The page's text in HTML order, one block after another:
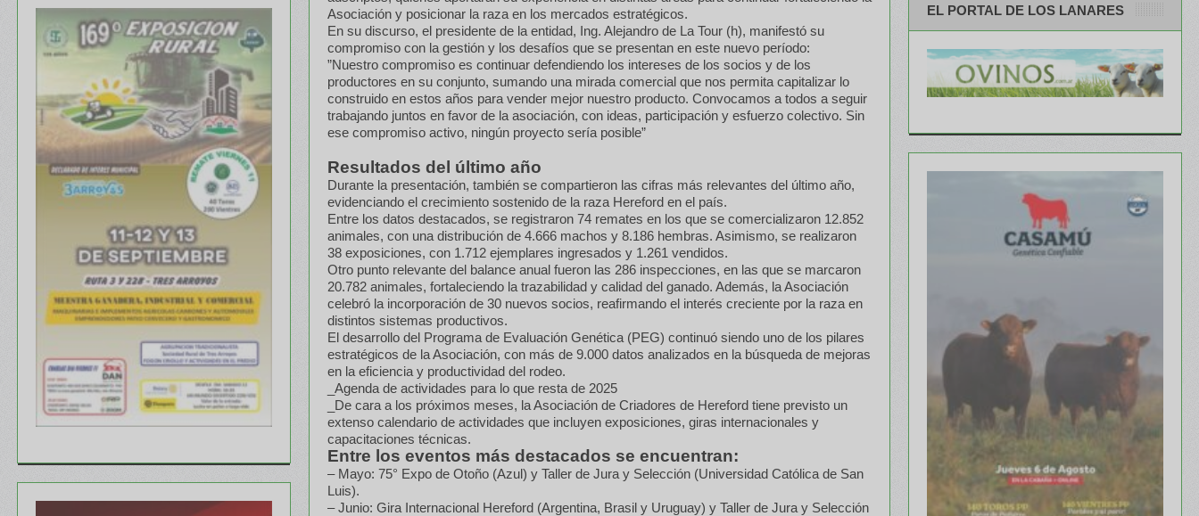
Asociación y posicionar la raza en los mercados estratégicos.
En su discurso, el presidente de la entidad, Ing. Alejandro de La Tour (h), manifestó su
compromiso con la gestión y los desafíos que se presentan en este nuevo período:
”Nuestro compromiso es continuar defendiendo los intereses de los socios y de los
productores en su conjunto, sumando una mirada comercial que nos permita capitalizar lo
construido en estos años para vender mejor nuestro producto. Convocamos a todos a seguir
trabajando juntos en favor de la asociación, con ideas, participación y esfuerzo colectivo. Sin
ese compromiso activo, ningún proyecto sería posible”
Resultados del último año
Durante la presentación, también se compartieron las cifras más relevantes del último año,
evidenciando el crecimiento sostenido de la raza Hereford en el país.
Entre los datos destacados, se registraron 74 remates en los que se comercializaron 12.852
animales, con una distribución de 4.666 machos y 8.186 hembras. Asimismo, se realizaron
38 exposiciones, con 1.712 ejemplares ingresados y 1.261 vendidos.
Otro punto relevante del balance anual fueron las 286 inspecciones, en las que se marcaron
20.782 animales, fortaleciendo la trazabilidad y calidad del ganado. Además, la Asociación
celebró la incorporación de 30 nuevos socios, reafirmando el interés creciente por la raza en
distintos sistemas productivos.
El desarrollo del Programa de Evaluación Genética (PEG) continuó siendo uno de los pilares
estratégicos de la Asociación, con más de 9.000 datos analizados en la búsqueda de mejoras
en la eficiencia y productividad del rodeo.
_Agenda de actividades para lo que resta de 2025
_De cara a los próximos meses, la Asociación de Criadores de Hereford tiene previsto un
extenso calendario de actividades que incluyen exposiciones, giras internacionales y
capacitaciones técnicas.
Entre los eventos más destacados se encuentran:
– Mayo: 75° Expo de Otoño (Azul) y Taller de Jura y Selección (Universidad Católica de San
Luis).
– Junio: Gira Internacional Hereford (Argentina, Brasil y Uruguay) y Taller de Jura y Selección
EL PORTAL DE LOS LANARES